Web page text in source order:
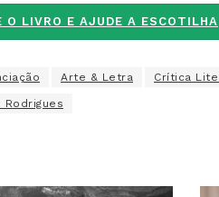
O LIVRO E AJUDE A ESCOTILHA
Arte & Letra Crítica
Rodrigues